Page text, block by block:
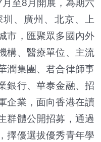
至8月開展，為期六
、廣州、北京、上
市，匯聚眾多國內外
構、醫療單位、主流
潤集團、君合律師事
銀行、華泰金融、招
企業，面向香港在讀
群體公開招募，通過
擇優選拔優秀青年學